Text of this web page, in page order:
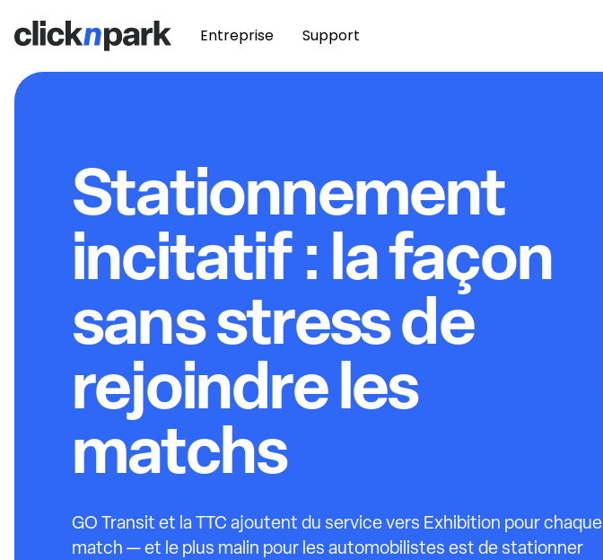
Entreprise Support
Stationnement
incitatif : la façon
sans stress de
rejoindre les
matchs
GO Transit et la TTC ajoutent du service vers Exhibition pour chaque
match — et le plus malin pour les automobilistes est de stationner